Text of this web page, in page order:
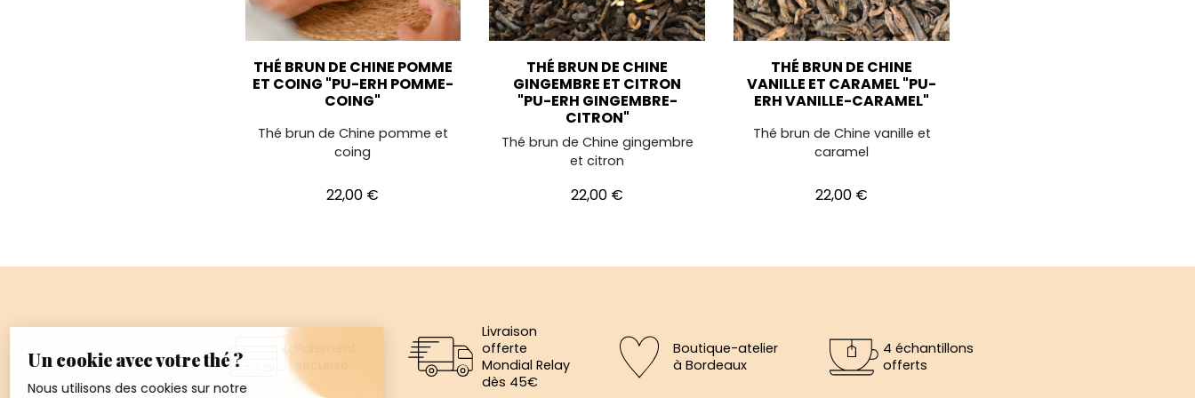
THÉ BRUN DE CHINE POMME
ET COING "PU-ERH POMME-
COING"
Thé brun de Chine pomme et
coing
Prix
22,00 €
THÉ BRUN DE CHINE
GINGEMBRE ET CITRON
"PU-ERH GINGEMBRE-
CITRON"
Thé brun de Chine gingembre
et citron
Prix
22,00 €
THÉ BRUN DE CHINE
VANILLE ET CARAMEL "PU-
ERH VANILLE-CARAMEL"
Thé brun de Chine vanille et
caramel
Prix
22,00 €
Livraison
offerte
Mondial Relay
dès 45€
Boutique-atelier
à Bordeaux
4 échantillons
offerts